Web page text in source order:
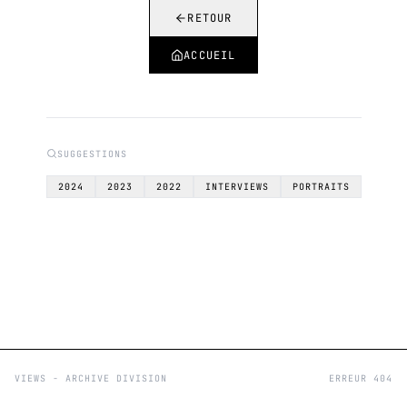
RETOUR
ACCUEIL
SUGGESTIONS
2024 2023 2022 INTERVIEWS PORTRAITS
VIEWS - ARCHIVE DIVISION ERREUR 404